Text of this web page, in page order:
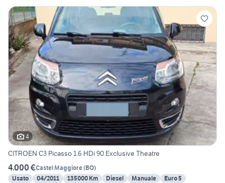
4
CITROEN C3 Picasso 1.6 HDi 90 Exclusive Theatre
4.000 €Castel Maggiore(BO)
Usato
04/2011 135000 Km Diesel Manuale Euro 5